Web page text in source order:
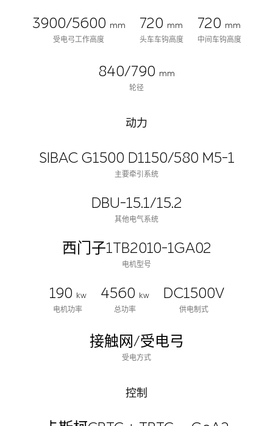
3900/5600 mm
受电弓工作高度
720 mm
头车车钩高度
720 mm
中间车钩高度
840/790 mm
轮径
动力
SIBAC G1500 D1150/580 M5-1
主要牵引系统
DBU-15.1/15.2
其他电气系统
西门子1TB2010-1GA02
电机型号
190
kw
电机功率
4560
kw
总功率
DC1500V
供电制式
接触网/受电弓
受电方式
控制